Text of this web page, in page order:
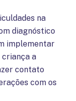
na
diagnóstico
implementar
a
contato
com os